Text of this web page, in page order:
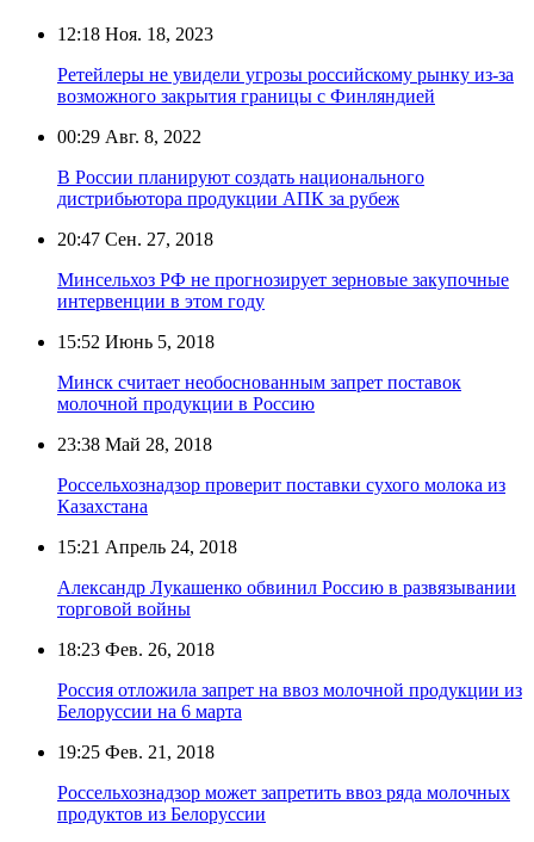
12:18 Ноя. 18, 2023
Ретейлеры не увидели угрозы российскому рынку из-за
возможного закрытия границы с Финляндией
00:29 Авг. 8, 2022
В России планируют создать национального
дистрибьютора продукции АПК за рубеж
20:47 Сен. 27, 2018
Минсельхоз РФ не прогнозирует зерновые закупочные
интервенции в этом году
15:52 Июнь 5, 2018
Минск считает необоснованным запрет поставок
молочной продукции в Россию
23:38 Май 28, 2018
Россельхознадзор проверит поставки сухого молока из
Казахстана
15:21 Апрель 24, 2018
Александр Лукашенко обвинил Россию в развязывании
торговой войны
18:23 Фев. 26, 2018
Россия отложила запрет на ввоз молочной продукции из
Белоруссии на 6 марта
19:25 Фев. 21, 2018
Россельхознадзор может запретить ввоз ряда молочных
продуктов из Белоруссии